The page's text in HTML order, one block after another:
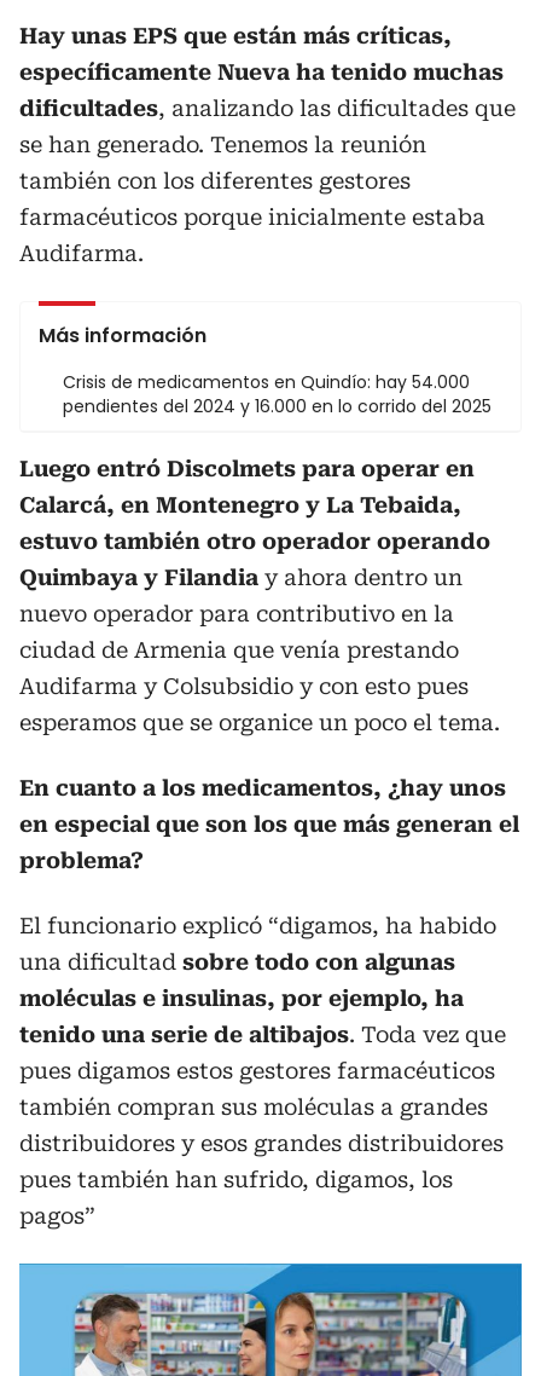
Hay unas EPS que están más críticas,
específicamente Nueva ha tenido muchas
dificultades, analizando las dificultades que
se han generado. Tenemos la reunión
también con los diferentes gestores
farmacéuticos porque inicialmente estaba
Audifarma.
Más información
Crisis de medicamentos en Quindío: hay 54.000
pendientes del 2024 y 16.000 en lo corrido del 2025
Luego entró Discolmets para operar en
Calarcá, en Montenegro y La Tebaida,
estuvo también otro operador operando
Quimbaya y Filandia y ahora dentro un
nuevo operador para contributivo en la
ciudad de Armenia que venía prestando
Audifarma y Colsubsidio y con esto pues
esperamos que se organice un poco el tema.
En cuanto a los medicamentos, ¿hay unos
en especial que son los que más generan el
problema?
El funcionario explicó “digamos, ha habido
una dificultad sobre todo con algunas
moléculas e insulinas, por ejemplo, ha
tenido una serie de altibajos. Toda vez que
pues digamos estos gestores farmacéuticos
también compran sus moléculas a grandes
distribuidores y esos grandes distribuidores
pues también han sufrido, digamos, los
pagos”